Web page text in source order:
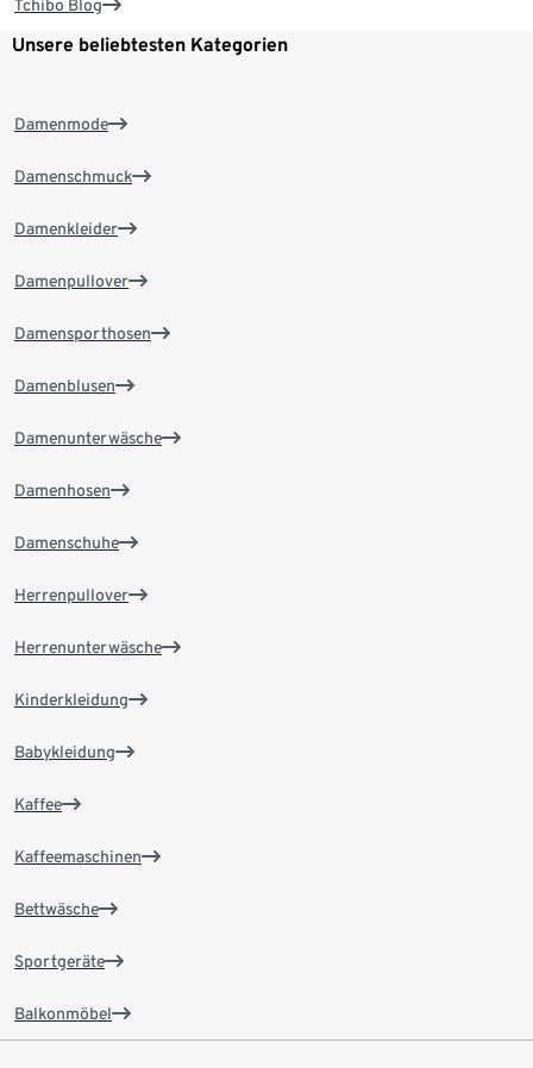
Tchibo Blog
Unsere beliebtesten Kategorien
Damenmode
Damenschmuck
Damenkleider
Damenpullover
Damensporthosen
Damenblusen
Damenunterwäsche
Damenhosen
Damenschuhe
Herrenpullover
Herrenunterwäsche
Kinderkleidung
Babykleidung
Kaffee
Kaffeemaschinen
Bettwäsche
Sportgeräte
Balkonmöbel